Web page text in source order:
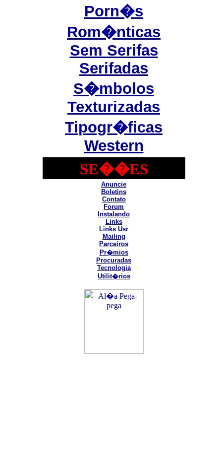
Porn�s
Rom�nticas
Sem Serifas
Serifadas
S�mbolos
Texturizadas
Tipogr�ficas
Western
SE��ES
Anuncie
Boletins
Contato
Forum
Instalando
Links
Links Usr
Mailing
Parceiros
Pr�mios
Procuradas
Tecnologia
Utilit�rios